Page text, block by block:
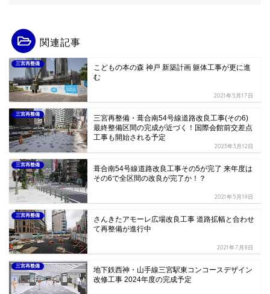
関連記事
三宮再整備
こどもの本の森 神戸 新築計画 躯体工事が更に進
む
2021年5月17日
三宮再整備
三宮再整備・葺合南54号線道路改良工事(その6)
最終整備区間の完成が近づく！国際会館前交差点
工事も開始される予定
2023年3月12日
三宮再整備
葺合南54号線道路改良工事その5が完了 来年度は
その6で全区間の改良が完了か！？
2021年5月19日
三宮再整備
さんきたアモーレ広場改良工事 道路拡幅と合わせ
て再整備が進行中
2021年7月8日
三宮再整備
地下鉄西神・山手線三宮駅東コンコースデザイン
改修工事 2024年度の完成予定